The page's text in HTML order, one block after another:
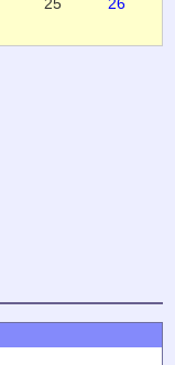
25
26